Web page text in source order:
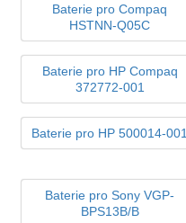
Baterie pro Compaq
HSTNN-Q05C
Baterie pro HP Compaq
372772-001
Baterie pro HP 500014-001
Baterie pro Sony VGP-
BPS13B/B